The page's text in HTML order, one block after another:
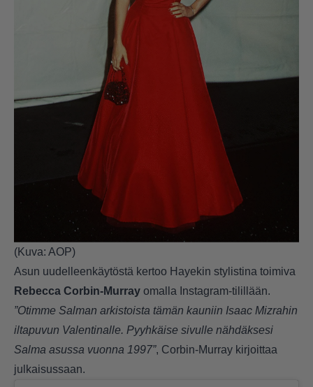
(Kuva: AOP)
Asun uudelleenkäytöstä kertoo Hayekin stylistina toimiva
Rebecca Corbin-Murray omalla Instagram-tilillään.
”Otimme Salman arkistoista tämän kauniin Isaac Mizrahin
iltapuvun Valentinalle. Pyyhkäise sivulle nähdäksesi
Salma asussa vuonna 1997”, Corbin-Murray kirjoittaa
julkaisussaan.